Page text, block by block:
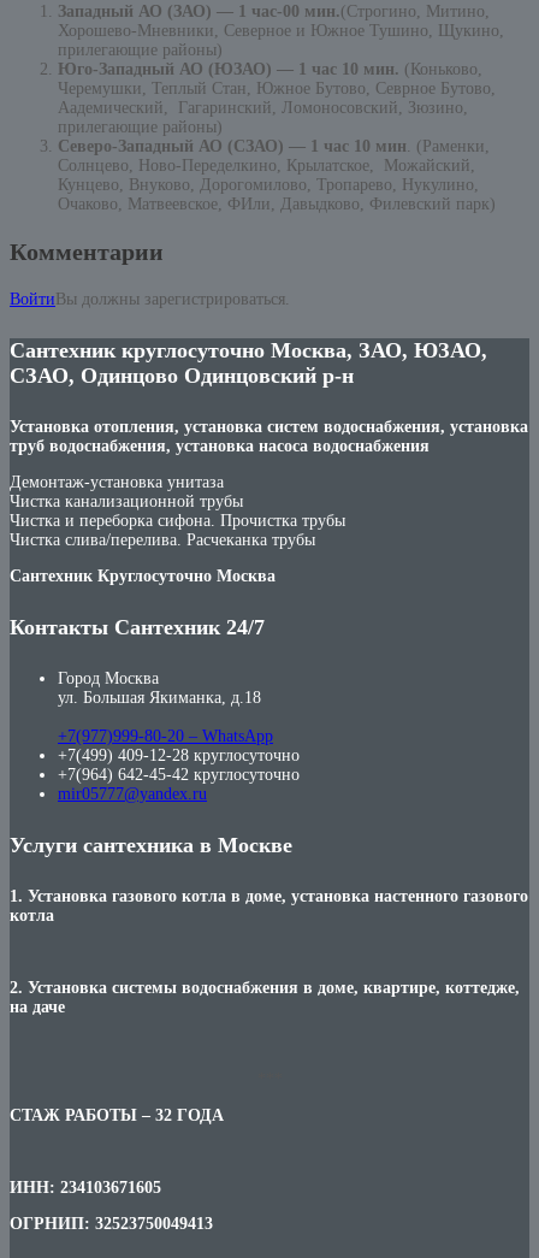
Западный АО (ЗАО) — 1 час-00 мин.(Строгино, Митино,
Хорошево-Мневники, Северное и Южное Тушино, Щукино,
прилегающие районы)
Юго-Западный АО (ЮЗАО) — 1 час 10 мин. (Коньково,
Черемушки, Теплый Стан, Южное Бутово, Севрное Бутово,
Аадемический, Гагаринский, Ломоносовский, Зюзино,
прилегающие районы)
Северо-Западный АО (СЗАО) — 1 час 10 мин . (Раменки,
Солнцево, Ново-Переделкино, Крылатское, Можайский,
Кунцево, Внуково, Дорогомилово, Тропарево, Нукулино,
Очаково, Матвеевское, ФИли, Давыдково, Филевский парк)
Комментарии
Войти Вы должны зарегистрироваться.
Сантехник круглосуточно Москва, ЗАО, ЮЗАО,
СЗАО, Одинцово Одинцовский р-н
Установка отопления, установка систем водоснабжения, установка
труб водоснабжения, установка насоса водоснабжения
Демонтаж-установка унитаза
Чистка канализационной трубы
Чистка и переборка сифона. Прочистка трубы
Чистка слива/перелива. Расчеканка трубы
Сантехник Круглосуточно Москва
Контакты Сантехник 24/7
Город Москва
ул. Большая Якиманка, д.18
+7(977)999-80-20 – WhatsApp
+7(499) 409-12-28 круглосуточно
+7(964) 642-45-42 круглосуточно
mir05777@yandex.ru
Услуги сантехника в Москве
1. Установка газового котла в доме, установка настенного газового
котла
2. Установка системы водоснабжения в доме, квартире, коттедже,
на даче
СТАЖ РАБОТЫ – 32 ГОДА
ИНН: 234103671605
ОГРНИП: 32523750049413